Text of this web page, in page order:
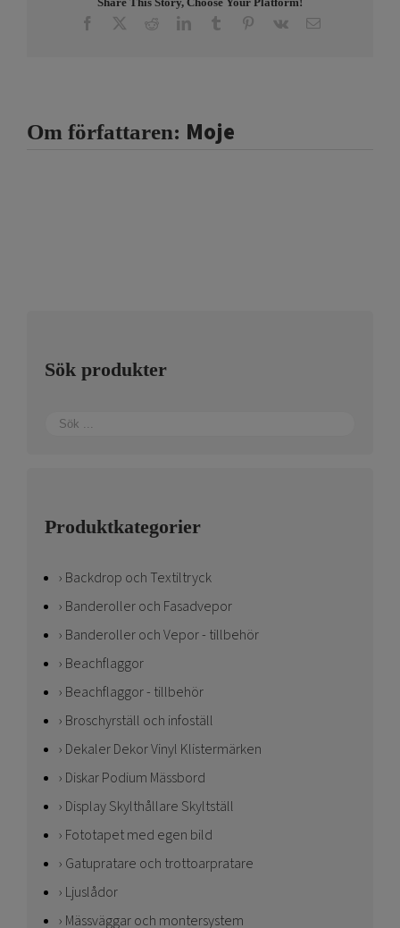
Facebook RedditLinkedInTumblr Pinterest
Vk E-
Om författaren: Moje
Sök produkter
Produktkategorier
Backdrop och Textiltryck
Banderoller och Fasadvepor
Banderoller och Vepor - tillbehör
Beachflaggor
Beachflaggor - tillbehör
Broschyrställ och infoställ
Dekaler Dekor Vinyl Klistermärken
Diskar Podium Mässbord
Display Skylthållare Skyltställ
Fototapet med egen bild
Gatupratare och trottoarpratare
Ljuslådor
Mässväggar och montersystem